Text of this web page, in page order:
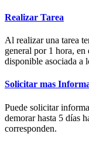
Realizar Tarea
Al realizar una tarea
general por 1 hora,
disponible asociada a
Solicitar mas
Puede solicitar
demorar hasta 5 días
corresponden.